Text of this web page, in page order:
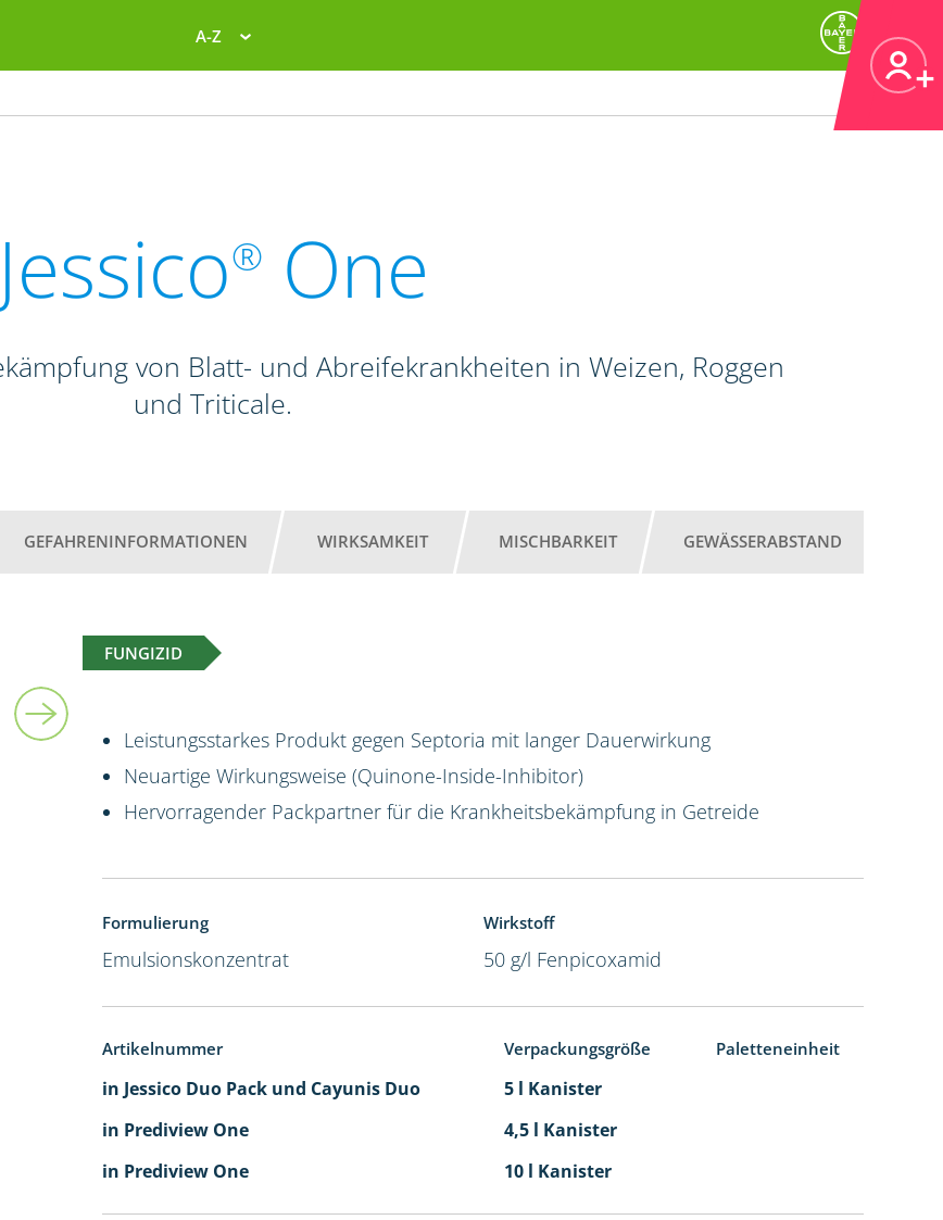
A-Z
Jessico® One
von Blatt- und Abreifekrankheiten in Weizen, Roggen
und Triticale.
GEFAHRENINFORMATIONEN WIRKSAMKEIT MISCHBARKEIT GEWÄSSERABSTAND
FUNGIZID
Leistungsstarkes Produkt gegen Septoria mit langer Dauerwirkung
Neuartige Wirkungsweise (Quinone-Inside-Inhibitor)
Hervorragender Packpartner für die Krankheitsbekämpfung in Getreide
Formulierung
Emulsionskonzentrat
Wirkstoff
50 g/l Fenpicoxamid
Artikelnummer Verpackungsgröße Paletteneinheit
in Jessico Duo Pack und Cayunis Duo
5 l Kanister
in Prediview One
4,5 l Kanister
in Prediview One
10 l Kanister